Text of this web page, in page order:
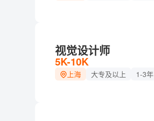
视觉设计师
5K-10K
上海 大专及以上 1-3年